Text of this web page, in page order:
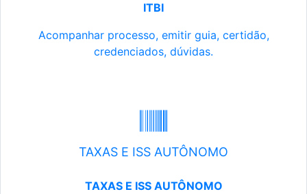
ITBI
Acompanhar processo, emitir guia, certidão,
credenciados, dúvidas.
TAXAS E ISS AUTÔNOMO
TAXAS E ISS AUTÔNOMO